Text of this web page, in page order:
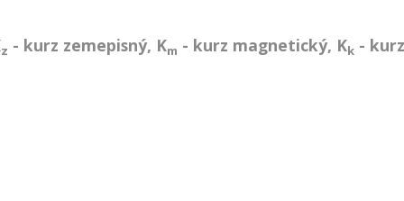
z - kurz zemepisný, Km - kurz magnetický, Kk -